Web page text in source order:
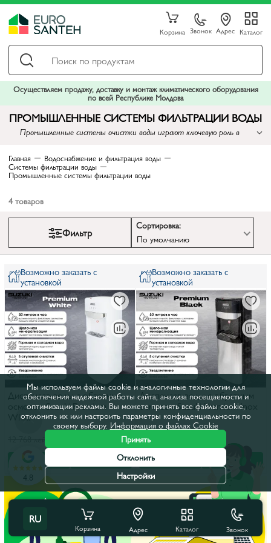
Корзина Звонок Адрес Каталог
Осуществляем продажу, доставку и монтаж климатического оборудования
по всей Республике Молдова
ПРОМЫШЛЕННЫЕ СИСТЕМЫ ФИЛЬТРАЦИИ ВОДЫ
Промышленные системы очистки воды играют ключевую роль в
Главная Водоснабжение и фильтрация воды
Системы фильтрации воды
Промышленные системы фильтрации воды
4 товаров
Фильтр
Сортировка:
По умолчанию
Возможно заказать с
установкой
Диспенсер воды с обратным
осмосом Suzuki Premium
White
В корзину В рассрочку
Возможно заказать с
установкой
Диспенсер воды с обратным
осмосом Suzuki Premium Inox
12 768 лей
В рассрочку
RU
Корзина Адрес Каталог Звонок
4.8
Мы используем файлы cookie и аналогичные технологии для
обеспечения надежной работы сайта, анализа посещаемости и
оптимизации рекламы. Вы можете принять все файлы cookie,
отклонить их или настроить параметры конфиденциальности по
своему выбору. Информация о файлах Cookie
Принять
Отклонить
Настройки